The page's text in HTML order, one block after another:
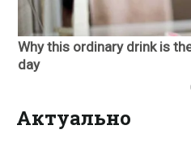
Актуально